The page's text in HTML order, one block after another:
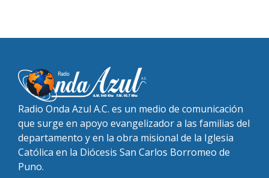
Radio Onda Azul A.C. es un medio de comunicación
que surge en apoyo evangelizador a las familias del
departamento y en la obra misional de la Iglesia
Católica en la Diócesis San Carlos Borromeo de
Puno.